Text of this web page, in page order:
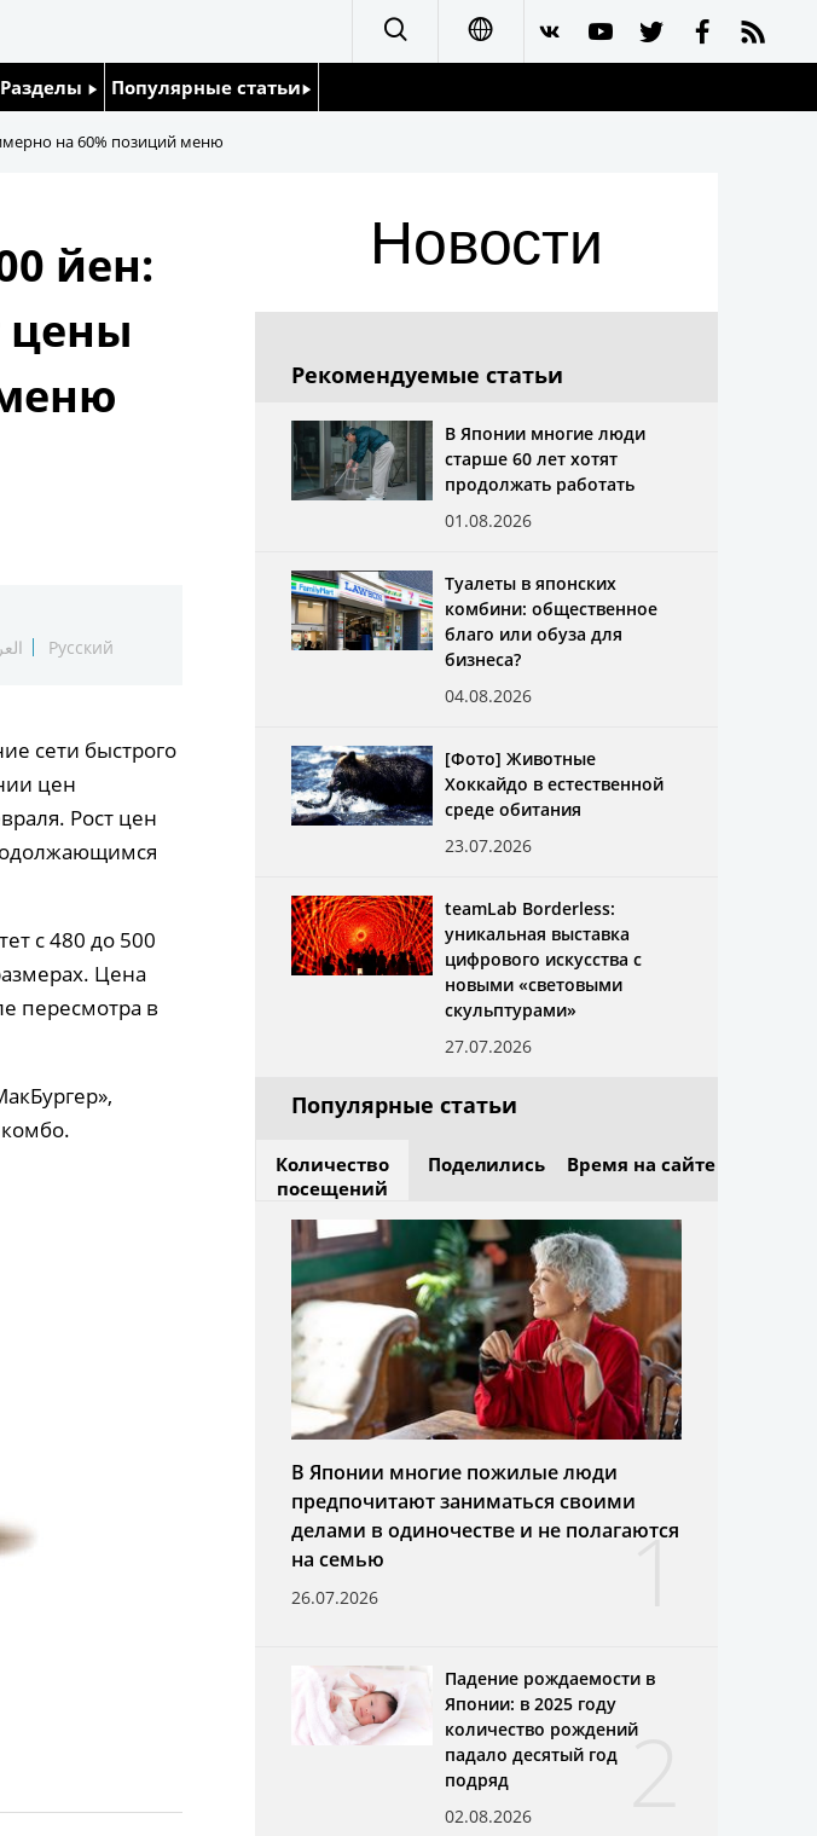
العربية
Разделы
Люди
Политика
Экономика
Общество
Токио
Популярные статьи
Японский язык
Семья
Еда и напитки
на 60% позиций меню
йен:
цены
Русский
сети быстрого
цен
Рост цен
с 480 до 500
Цена
пересмотра в
Новости
Рекомендуемые статьи
В Японии многие люди
старше 60 лет хотят
продолжать работать
01.08.2026
Туалеты в японских
комбини: общественное
благо или обуза для
бизнеса?
04.08.2026
[Фото] Животные
Хоккайдо в естественной
среде обитания
23.07.2026
teamLab Borderless:
уникальная выставка
цифрового искусства с
новыми «световыми
скульптурами»
27.07.2026
Популярные статьи
Количество
посещений
Поделились Время на сайте
1
В Японии многие пожилые люди
предпочитают заниматься своими
делами в одиночестве и не полагаются
на семью
26.07.2026
2
Падение рождаемости в
Японии: в 2025 году
количество рождений
падало десятый год
подряд
02.08.2026